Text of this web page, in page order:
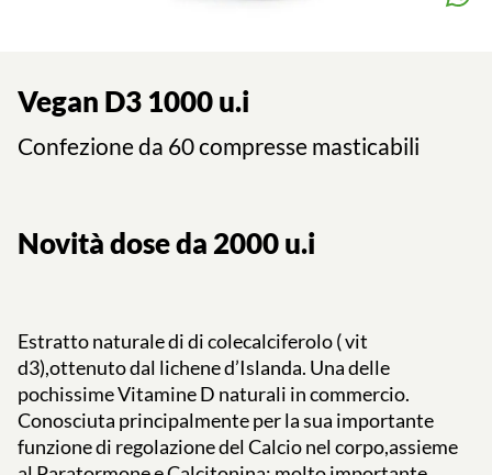
Vegan D3 1000 u.i
Confezione da 60 compresse masticabili
Novità dose da 2000 u.i
Estratto naturale di di colecalciferolo ( vit
d3),ottenuto dal lichene d’Islanda. Una delle
pochissime Vitamine D naturali in commercio.
Conosciuta principalmente per la sua importante
funzione di regolazione del Calcio nel corpo,assieme